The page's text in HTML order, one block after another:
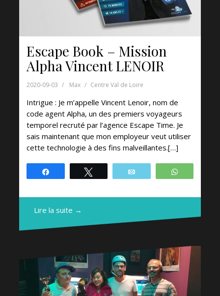
Escape Book – Mission
Alpha Vincent LENOIR
2020-09-03 Max Centre Val de Loire
Intrigue : Je m’appelle Vincent Lenoir, nom de
code agent Alpha, un des premiers voyageurs
temporel recruté par l’agence Escape Time. Je
sais maintenant que mon employeur veut utiliser
cette technologie à des fins malveillantes.[…]
Lire la suite →